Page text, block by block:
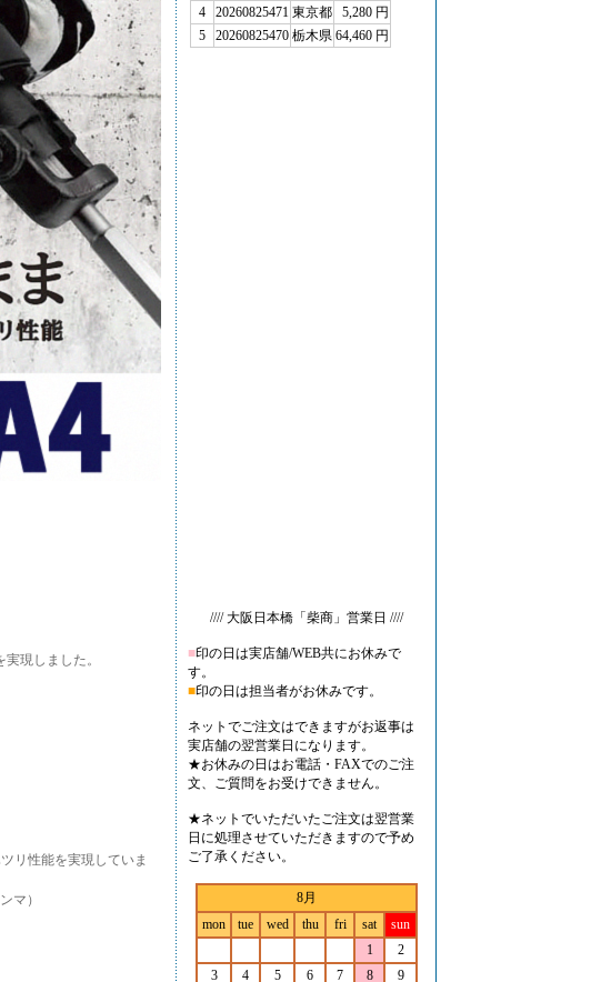
現しました。
リ性能を実現していま
マ）
//// 大阪日本橋「柴商」営業日 ////
■印の日は実店舗/WEB共にお休みで
す。
■印の日は担当者がお休みです。
ネットでご注文はできますがお返事は
実店舗の翌営業日になります。
★お休みの日はお電話・FAXでのご注
文、ご質問をお受けできません。
★ネットでいただいたご注文は翌営業
日に処理させていただきますので予め
ご了承ください。
8月
mon
tue wed thu fri sat
sun
1
2
3
4 5 6 7 8
9